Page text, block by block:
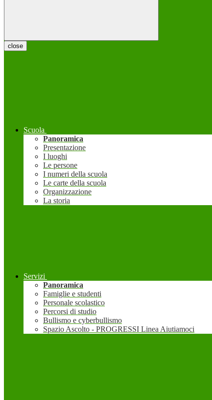
close
Scuola
Panoramica
Presentazione
I luoghi
Le persone
I numeri della scuola
Le carte della scuola
Organizzazione
La storia
Servizi
Panoramica
Famiglie e studenti
Personale scolastico
Percorsi di studio
Bullismo e cyberbullismo
Spazio Ascolto - PROGRESSI Linea Aiutiamoci